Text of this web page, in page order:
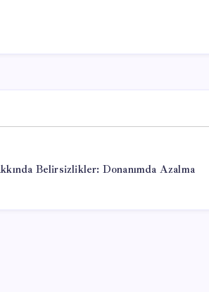
Belirsizlikler: Donanımda Azalma